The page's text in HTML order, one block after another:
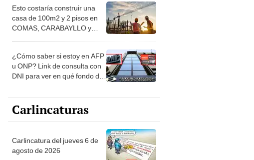
Esto costaría construir una
casa de 100m2 y 2 pisos en
COMAS, CARABAYLLO y
¿Cómo saber si estoy en AFP
u ONP? Link de consulta con
DNI para ver en qué fondo de
Carlincaturas
Carlincatura del jueves 6 de
agosto de 2026